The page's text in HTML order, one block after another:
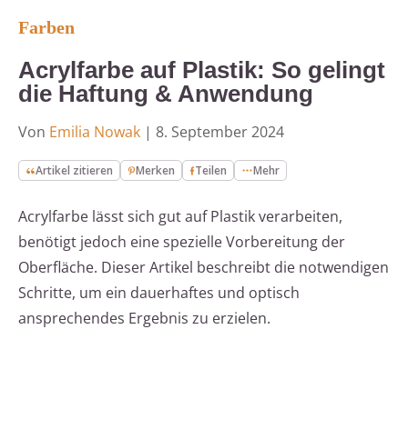
Farben
Acrylfarbe auf Plastik: So gelingt
die Haftung & Anwendung
Von Emilia Nowak | 8. September 2024
Artikel zitieren Merken Teilen Mehr
Acrylfarbe lässt sich gut auf Plastik verarbeiten,
benötigt jedoch eine spezielle Vorbereitung der
Oberfläche. Dieser Artikel beschreibt die notwendigen
Schritte, um ein dauerhaftes und optisch
ansprechendes Ergebnis zu erzielen.